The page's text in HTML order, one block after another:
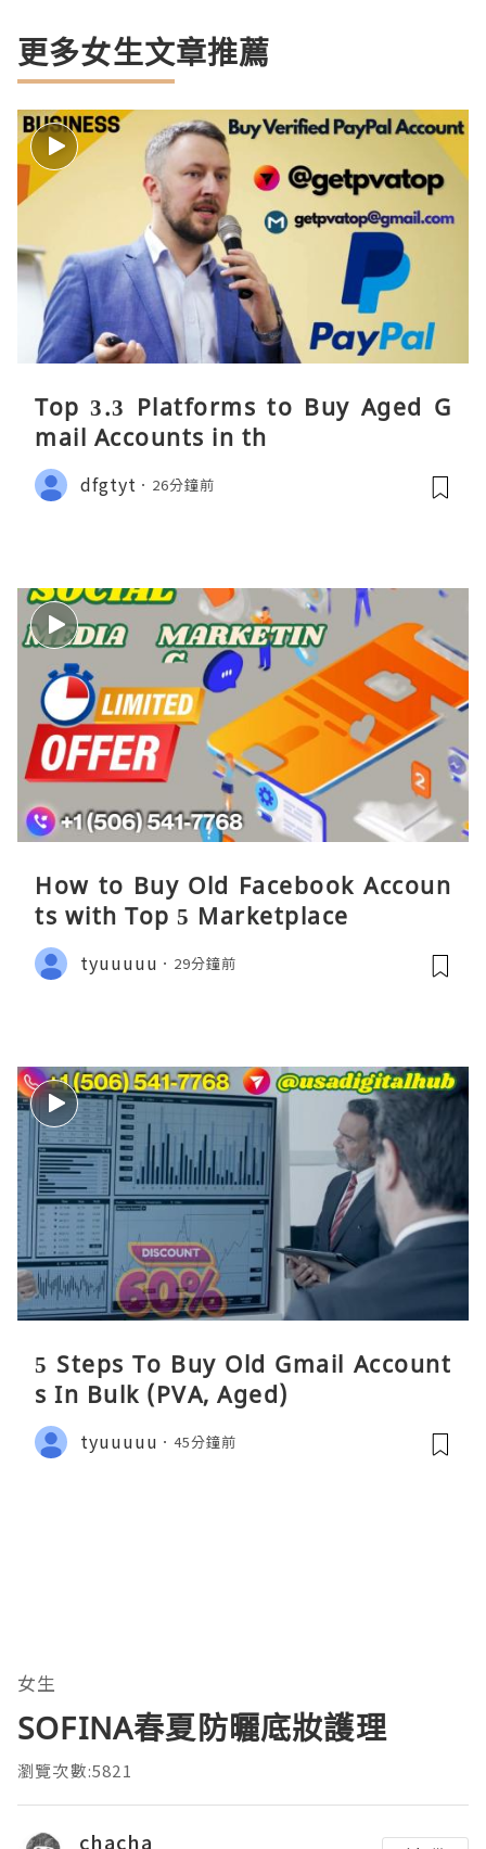
更多女生文章推薦
Top 3.3 Platforms to Buy Aged G
mail Accounts in th
dfgtyt 26分鐘前
How to Buy Old Facebook Accoun
ts​ with Top 5 Marketplace
tyuuuuu 29分鐘前
5 Steps To Buy Old Gmail Account
s In Bulk (PVA, Aged)
tyuuuuu 45分鐘前
女生
SOFINA春夏防曬底妝護理
瀏覽次數:5821
chacha